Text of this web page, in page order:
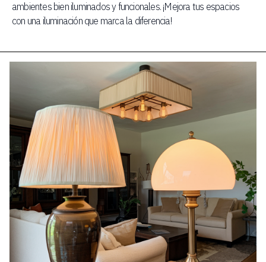
ambientes bien iluminados y funcionales. ¡Mejora tus espacios
con una iluminación que marca la diferencia!